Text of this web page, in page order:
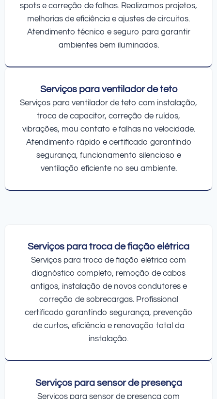
spots e correção de falhas. Realizamos projetos,
melhorias de eficiência e ajustes de circuitos.
Atendimento técnico e seguro para garantir
ambientes bem iluminados.
Serviços para ventilador de teto
Serviços para ventilador de teto com instalação,
troca de capacitor, correção de ruídos,
vibrações, mau contato e falhas na velocidade.
Atendimento rápido e certificado garantindo
segurança, funcionamento silencioso e
ventilação eficiente no seu ambiente.
Serviços para troca de fiação elétrica
Serviços para troca de fiação elétrica com
diagnóstico completo, remoção de cabos
antigos, instalação de novos condutores e
correção de sobrecargas. Profissional
certificado garantindo segurança, prevenção
de curtos, eficiência e renovação total da
instalação.
Serviços para sensor de presença
Serviços para sensor de presença com